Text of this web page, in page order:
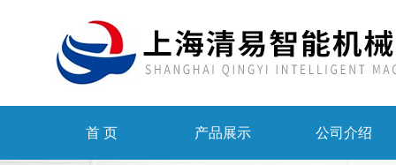
首 页 产品展示 公司介绍